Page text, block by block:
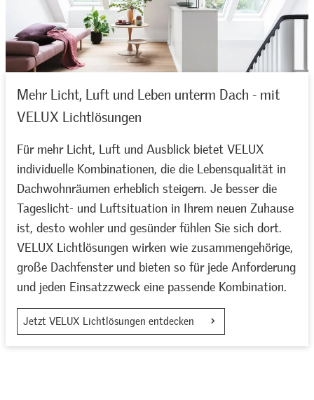
Mehr Licht, Luft und Leben unterm Dach - mit
VELUX Lichtlösungen
Für mehr Licht, Luft und Ausblick bietet VELUX
individuelle Kombinationen, die die Lebensqualität in
Dachwohnräumen erheblich steigern. Je besser die
Tageslicht- und Luftsituation in Ihrem neuen Zuhause
ist, desto wohler und gesünder fühlen Sie sich dort.
VELUX Lichtlösungen wirken wie zusammengehörige,
große Dachfenster und bieten so für jede Anforderung
und jeden Einsatzzweck eine passende Kombination.
Jetzt VELUX Lichtlösungen entdecken